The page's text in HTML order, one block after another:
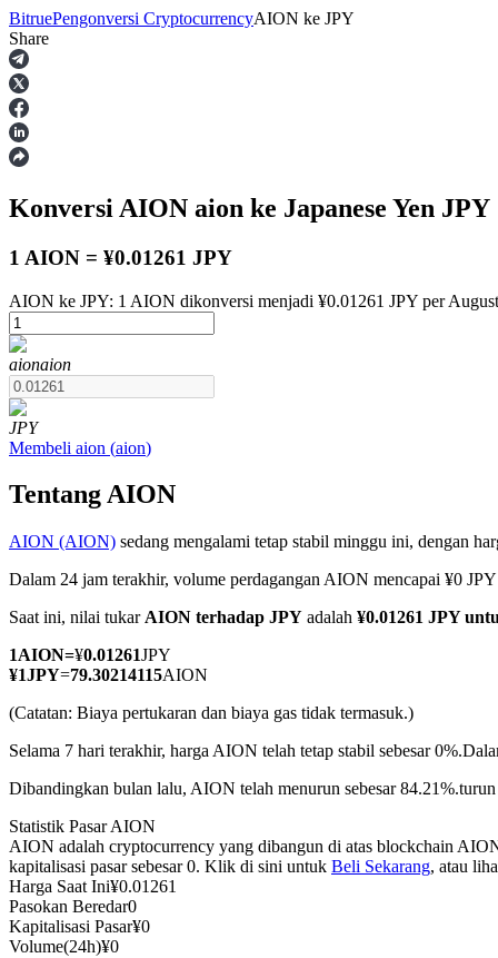
Berjangka
USDT Berjangka
Kontrak berjangka menggunakan USDT sebagai jaminannya
TradFi
Derivatif saham, forex, logam mulia, dan komoditas
BitruePengonversi CryptocurrencyAION ke JPY
Share
Konversi AION aion ke Japanese Yen JPY
1 AION = ¥0.01261 JPY
AION ke JPY: 1 AION dikonversi menjadi ¥0.01261 JPY per
aionaion
JPY
Membeli aion (aion)
Tentang AION
AION (AION) sedang mengalami tetap stabil minggu ini, dengan
Dalam 24 jam terakhir, volume perdagangan AION mencapai ¥0 JPY
Saat ini, nilai tukar AION terhadap JPY adalah ¥0.01261 JPY
1AION=¥0.01261JPY
¥1JPY=79.30214115AION
(Catatan: Biaya pertukaran dan biaya gas tidak termasuk.)
Selama 7 hari terakhir, harga AION telah tetap stabil sebesar 0%.
Dibandingkan bulan lalu, AION telah menurun sebesar
Statistik Pasar AION
AION adalah cryptocurrency yang dibangun di atas blockchain
kapitalisasi pasar sebesar 0. Klik di sini untuk Beli Sekarang, atau
Harga Saat Ini¥0.01261
Pasokan Beredar0
Kapitalisasi Pasar¥0
Volume(24h)¥0